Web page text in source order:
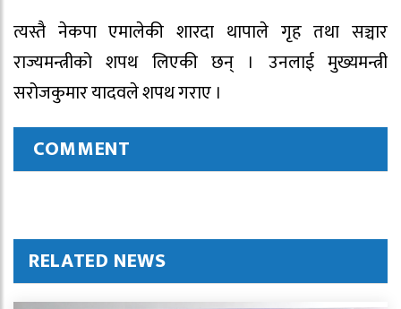
त्यस्तै नेकपा एमालेकी शारदा थापाले गृह तथा सञ्चार
राज्यमन्त्रीको शपथ लिएकी छन् । उनलाई मुख्यमन्त्री
सरोजकुमार यादवले शपथ गराए ।
COMMENT
RELATED NEWS